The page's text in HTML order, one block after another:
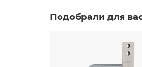
Подобрали для